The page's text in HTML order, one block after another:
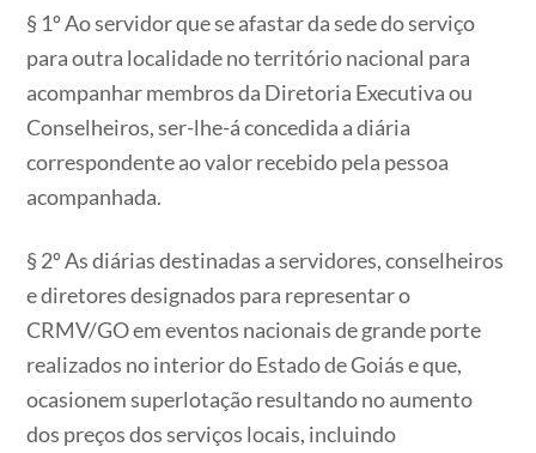
§ 1º Ao servidor que se afastar da sede do serviço
para outra localidade no território nacional para
acompanhar membros da Diretoria Executiva ou
Conselheiros, ser-lhe-á concedida a diária
correspondente ao valor recebido pela pessoa
acompanhada.
§ 2º As diárias destinadas a servidores, conselheiros
e diretores designados para representar o
CRMV/GO em eventos nacionais de grande porte
realizados no interior do Estado de Goiás e que,
ocasionem superlotação resultando no aumento
dos preços dos serviços locais, incluindo